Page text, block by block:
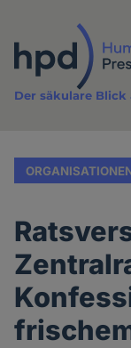
Inhalt
Der säkulare Blick